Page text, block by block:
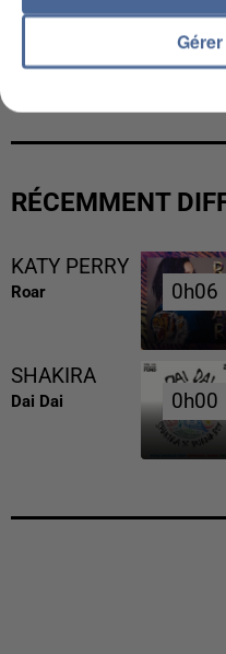
L’UN DES
RÉCEMMENT
KATY PERRY
Roar 0h06
0h06
SHAKIRA
Dai Dai 0h00
0h00